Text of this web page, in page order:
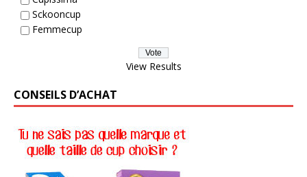
Sckooncup
Femmecup
View Results
CONSEILS D’ACHAT